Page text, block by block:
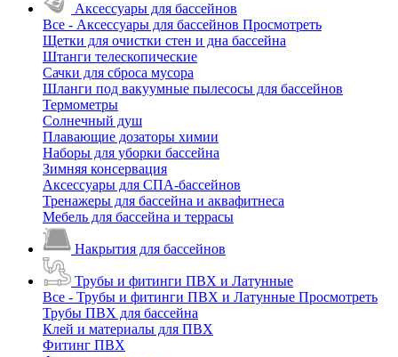
Аксессуары для бассейнов
Все - Аксессуары для бассейнов Просмотреть
Щетки для очистки стен и дна бассейна
Штанги телескопические
Сачки для сброса мусора
Шланги под вакуумные пылесосы для бассейнов
Термометры
Солнечный душ
Плавающие дозаторы химии
Наборы для уборки бассейна
Зимняя консервация
Аксессуары для СПА-бассейнов
Тренажеры для бассейна и аквафитнеса
Мебель для бассейна и террасы
Накрытия для бассейнов
Трубы и фитинги ПВХ и Латунные
Все - Трубы и фитинги ПВХ и Латунные Просмотреть
Трубы ПВХ для бассейна
Клей и материалы для ПВХ
Фитинг ПВХ